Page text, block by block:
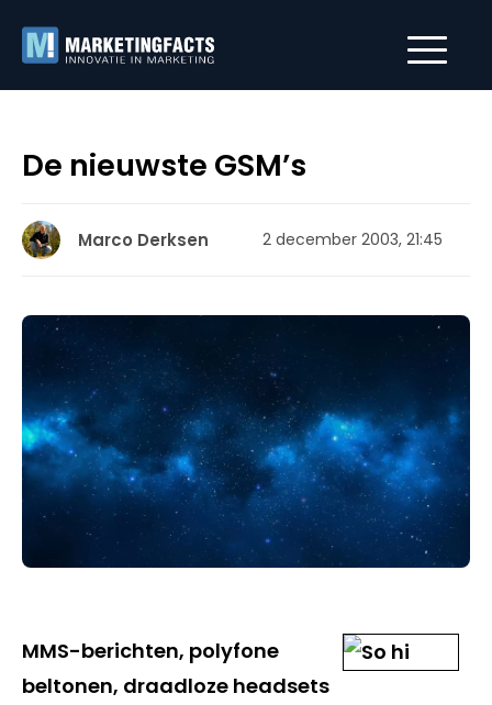
De nieuwste GSM’s
Marco Derksen 2 december 2003, 21:45
MMS-berichten, polyfone
beltonen, draadloze headsets